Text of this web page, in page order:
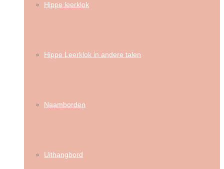
Hippe leerklok
Hippe Leerklok in andere talen
Naamborden
Uithangbord